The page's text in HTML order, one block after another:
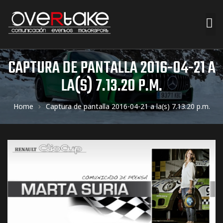
CAPTURA DE PANTALLA 2016-04-21 A
LA(S) 7.13.20 P.M.
Home Captura de pantalla 2016-04-21 a la(s) 7.13.20 p.m.
de